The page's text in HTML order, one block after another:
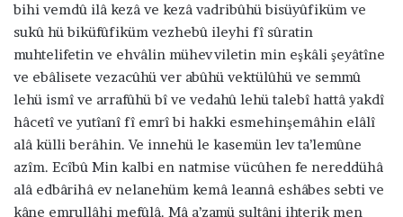
bihi vemdû ilâ kezâ ve kezâ vadribûhü bisüyûfiküm ve
sukû hü biküfûfiküm vezhebû ileyhi fî sûratin
muhtelifetin ve ehvâlin mühevviletin min eşkâli şeyâtîne
ve ebâlisete vezacûhü ver abûhü vektülûhü ve semmû
lehü ismî ve arrafûhü bî ve vedahû lehü talebî hattâ yakdî
hâcetî ve yutîanî fî emrî bi hakki esmehinşemâhin elâlî
alâ külli berâhin. Ve innehü le kasemün lev ta’lemûne
azîm. Ecîbû Min kalbi en natmise vücûhen fe nereddühâ
alâ edbârihâ ev nelanehüm kemâ leannâ eshâbes sebti ve
kâne emrullâhi mefûlâ. Mâ a’zamü sultâni ihterik men